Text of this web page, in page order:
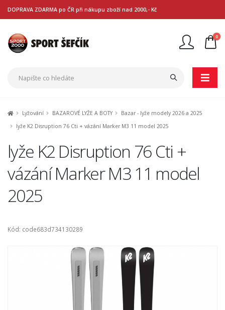
DOPRAVA ZDARMA po ČR při nákupu zboží nad 2000,- Kč
0
Lyžování BAZAROVÉ LYŽE A BOTY
Bazar - lyže modely 2026 a 2025
lyže K2 Disruption 76 Cti + vázání Marker M3 11 model 2025
lyže K2 Disruption 76 Cti +
vázání Marker M3 11 model
2025
Kód: code683d734130289